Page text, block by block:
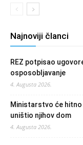
Najnoviji članci
REZ potpisao
osposobljavanje
4. Augusta 2026.
Ministarstvo će
uništio njihov dom
4. Augusta 2026.